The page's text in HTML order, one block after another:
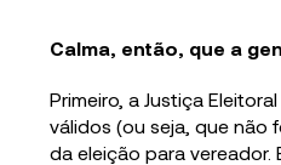
Calma, então, que a
Primeiro, a Justiça
válidos (ou seja, que não
da eleição para vereador.